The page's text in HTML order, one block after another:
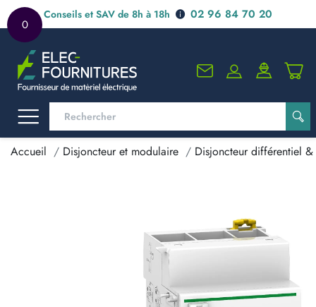
0
Conseils et SAV de 8h à 18h 02 96 84 70 20
Accueil Disjoncteur et modulaire Disjoncteur différentiel